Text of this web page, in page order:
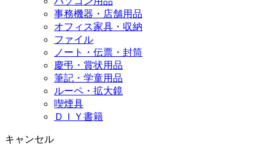
事務機器・店舗用品
オフィス家具・収納
ファイル
ノート・伝票・封筒
慶弔・賞状用品
筆記・学童用品
ルーペ・拡大鏡
喫煙具
ＤＩＹ書籍
キャンセル